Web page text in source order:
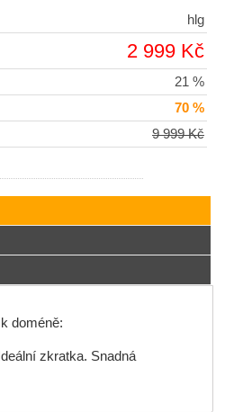
hlg
2 999 Kč
21 %
70 %
9 999 Kč
doméně:
zkratka. Snadná